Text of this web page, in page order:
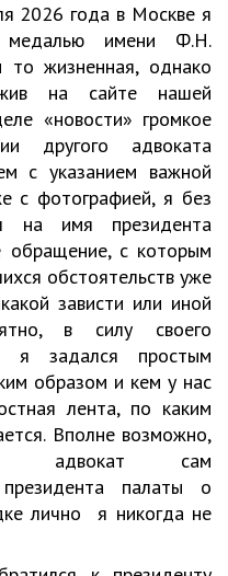
2026 года в Москве я
медалью имени Ф.Н.
то жизненная, однако
на сайте нашей
«новости» громкое
другого адвоката
с указанием важной
с фотографией, я без
на имя президента
обращение, с которым
обстоятельств уже
зависти или иной
в силу своего
я задался простым
образом и кем у нас
лента, по каким
Вполне возможно,
адвокат сам
палаты о
лично я никогда не